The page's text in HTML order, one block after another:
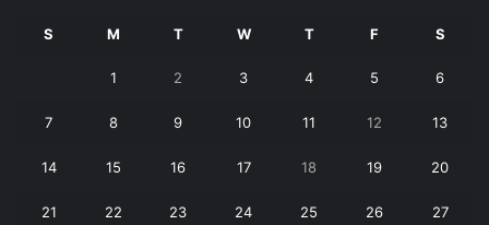
S M T W T F S
1 2 3 4 5 6
7 8 9 10 11 12 13
14 15 16 17 18 19 20
21 22 23 24 25 26 27